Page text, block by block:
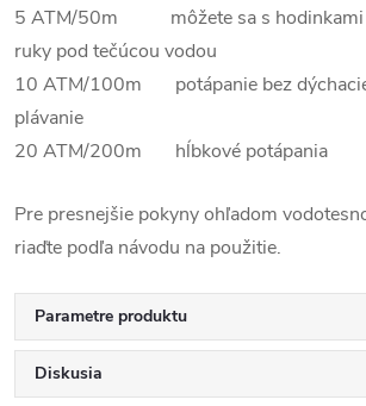
5 ATM/50m môžete sa s hodinkami
ruky pod tečúcou vodou
10 ATM/100m potápanie bez
plávanie
20 ATM/200m hĺbkové potápania
Pre presnejšie pokyny ohľadom
riaďte podľa návodu na použitie.
Parametre produktu
Diskusia